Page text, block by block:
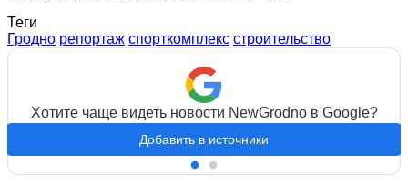
Теги
Гродно репортаж спорткомплекс строительство
Хотите чаще видеть новости NewGrodno в Google?
Добавить в источники